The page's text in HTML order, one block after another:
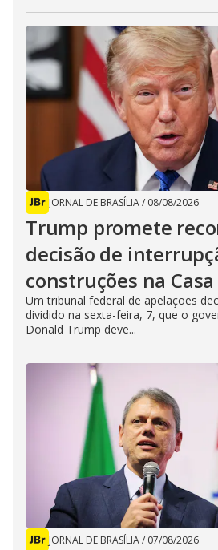
JORNAL DE BRASÍLIA/ 08/08/2026
Trump promete
decisão de
construções na
Um tribunal federal de apelações
dividido na sexta-feira, 7, que o
Donald Trump deve...
JORNAL DE BRASÍLIA/ 07/08/2026